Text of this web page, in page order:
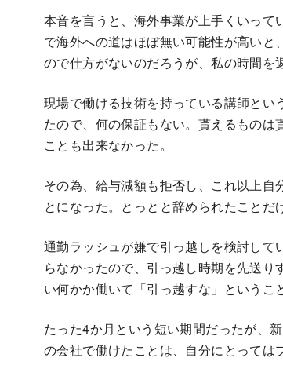
本音を言うと、海外事業が上手くいっ
で海外への道はほぼ無い可能性が高い
ので仕方がないのだろうが、私の時間を
現場で働ける技術を持っている講師と
たので、何の保証もない。貰えるもの
ことも出来なかった。
その為、給与減額も拒否し、これ以上
とになった。とっとと辞められたことだ
通勤ラッシュが嫌で引っ越しを検討し
らなかったので、引っ越し時期を先送
い何かか働いて「引っ越すな」という
たった4か月という短い期間だったが、
の会社で働けたことは、自分にとっては